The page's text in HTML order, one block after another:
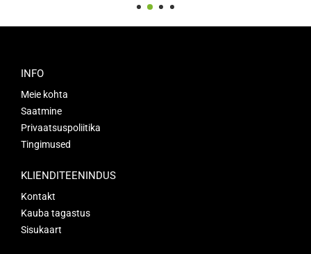
INFO
Meie kohta
Saatmine
Privaatsuspoliitika
Tingimused
KLIENDITEENINDUS
Kontakt
Kauba tagastus
Sisukaart